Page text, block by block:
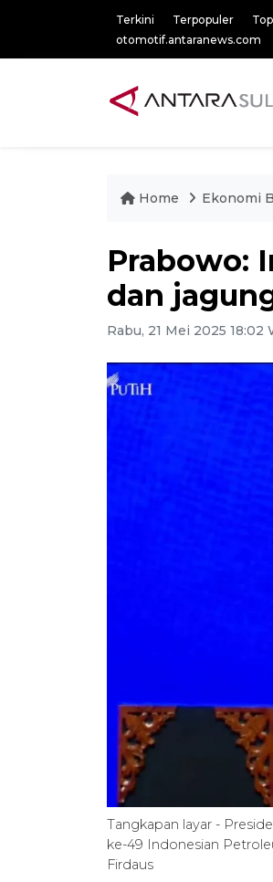
Terkini Terpopuler
otomotif.antaranews.com
Home Ekonomi
Prabowo:
dan
Rabu, 21 Mei 2025 18:02
Tangkapan layar -
ke-49 Indonesian
Firdaus